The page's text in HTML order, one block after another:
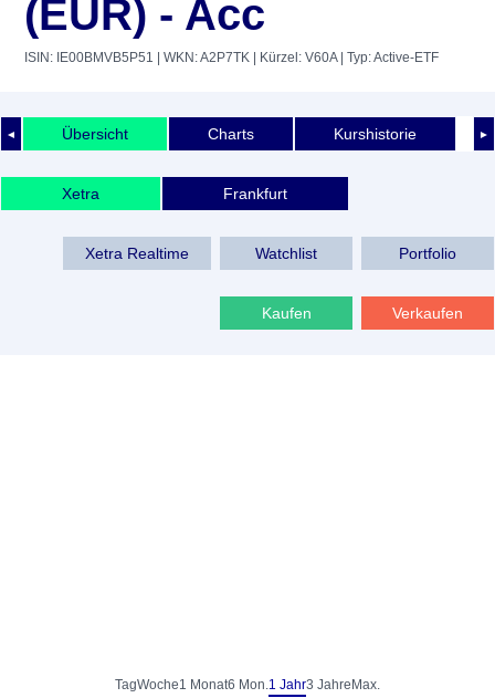
(EUR) - Acc
ISIN: IE00BMVB5P51 | WKN: A2P7TK | Kürzel: V60A| Typ: Active-ETF
◄ ►
Übersicht Charts Kurshistorie
Xetra Frankfurt
Xetra Realtime Watchlist Portfolio
Kaufen Verkaufen
TagWoche1 Monat6 Mon.1 Jahr3 Jahre Max.